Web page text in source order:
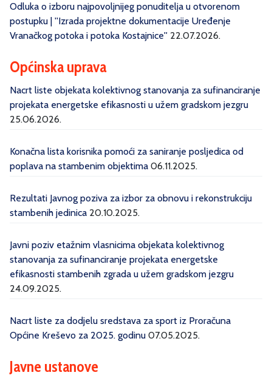
Odluka o izboru najpovoljnijeg ponuditelja u otvorenom
postupku | ''Izrada projektne dokumentacije Uređenje
Vranačkog potoka i potoka Kostajnice'' 22.07.2026.
Općinska uprava
Nacrt liste objekata kolektivnog stanovanja za sufinanciranje
projekata energetske efikasnosti u užem gradskom jezgru
25.06.2026.
Konačna lista korisnika pomoći za saniranje posljedica od
poplava na stambenim objektima 06.11.2025.
Rezultati Javnog poziva za izbor za obnovu i rekonstrukciju
stambenih jedinica 20.10.2025.
Javni poziv etažnim vlasnicima objekata kolektivnog
stanovanja za sufinanciranje projekata energetske
efikasnosti stambenih zgrada u užem gradskom jezgru
24.09.2025.
Nacrt liste za dodjelu sredstava za sport iz Proračuna
Općine Kreševo za 2025. godinu 07.05.2025.
Javne ustanove